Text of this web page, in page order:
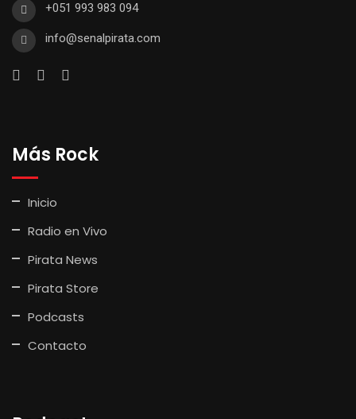
+051 993 983 094
info@senalpirata.com
Más Rock
Inicio
Radio en Vivo
Pirata News
Pirata Store
Podcasts
Contacto